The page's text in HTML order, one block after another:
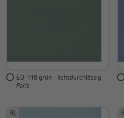
ED-118 grün - lichtdurchlässig
Paris